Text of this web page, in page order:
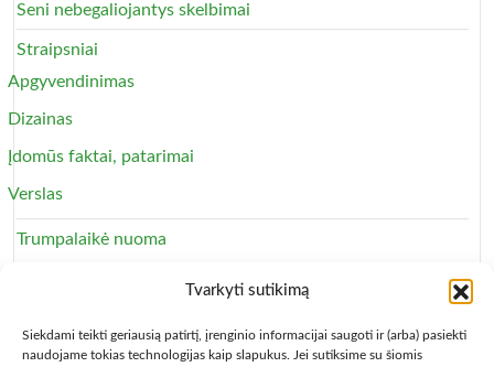
Tvarkyti sutikimą
Siekdami teikti geriausią patirtį, įrenginio informacijai saugoti ir (arba) pasiekti
naudojame tokias technologijas kaip slapukus. Jei sutiksime su šiomis
Seni nebegaliojantys skelbimai
Straipsniai
Apgyvendinimas
Dizainas
Įdomūs faktai, patarimai
Verslas
Trumpalaikė nuoma